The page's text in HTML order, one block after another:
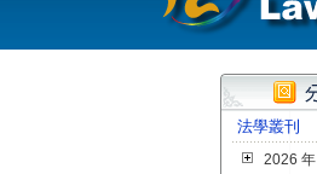
法學叢刊
2026 年